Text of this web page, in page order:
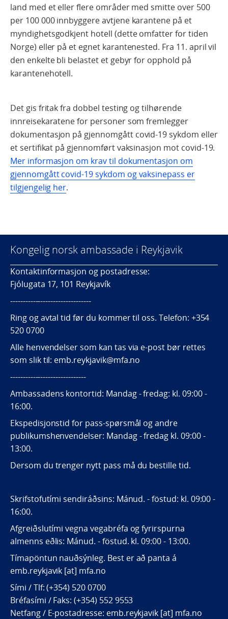
land med et eller flere områder med smitte over 500
per 100 000 innbyggere avtjene karantene på et
myndighetsgodkjent hotell (dette omfatter for tiden
Norge) eller på et egnet karantenested. Fra 11. april vil
den enkelte bli belastet et gebyr for opphold på
karantenehotell.
Det gis fritak fra dobbel testing og tilhørende
innreisekaratene for personer som fremlegger
dokumentasjon på gjennomgått covid-19 sykdom eller
et sertifikat på gjennomført vaksinasjon mot covid-19.
Mer informasjon om krav til dokumentasjon om
gjennomgått covid-19 sykdom og vaksinepass er
tilgjengelig her.
Kongelig norsk ambassade i Reykjavik
Kontaktinformasjon og postadresse:
Fjólugata 17, 101 Reykjavík
--------------------------------
Ring og avtal tid før du kommer til oss. Telefon: +354
520 0700
Alle henvendelser som kan tas via e-post bør rettes
som slik til: emb.reykjavik@mfa.no
------------------------------
Ambassadens kontortid: Mandag - fredag: kl. 09:00 -
16:00.
Ekspedisjonstid for pass-spørsmål og andre
publikumshenvendelser: Mandag - fredag kl. 09:00 -
13:00.
Dersom du trenger nytt pass må du bestille tid.
Skrifstofutími sendiráðsins: Mánud. - föstud: kl. 09:00 -
16:00.
Afgreiðslutími vegna vegabréfa og fyrirspurna
almenns eðlis: Mánud. - föstud. kl. 09:00 - 13:00.
Tímapöntun nauðsýnleg. Best er að panta á
emb.reykjavik [at] mfa.no
Sími / Tlf: (+354) 520 0700
Bréfasími / Faks: (+354) 552 9553
Netfang / E-postadresse: emb.reykjavik [at] mfa.no